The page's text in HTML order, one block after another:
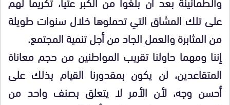
على تلك المشاق التي تحملوها خلال سنوات طويلة
من المثابرة والعمل الجاد من أجل تنمية المجتمع.
إننا ومهما حاولنا تقريب المواطنين من حجم معاناة
المتقاعدين، لن يكون بمقدورنا القيام بذلك على
أحسن وجه، لأن الأمر لا يتعلق بصنف واحد من